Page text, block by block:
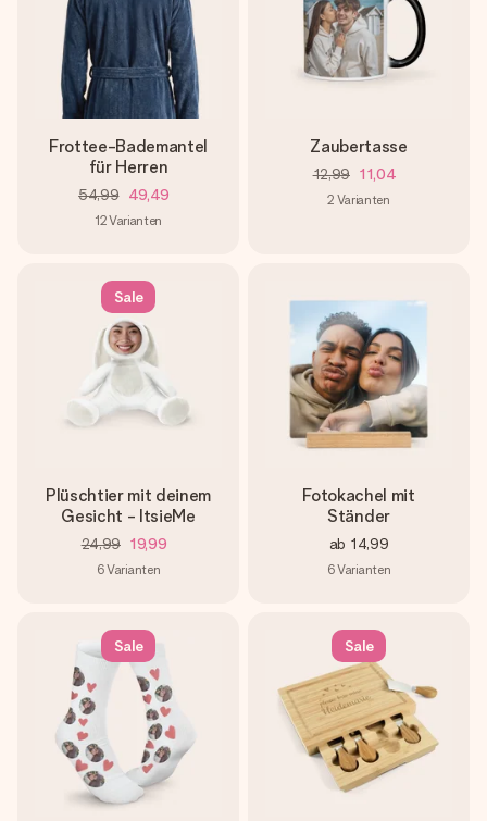
Frottee-Bademantel
für Herren
54,99 49,49
12Varianten
Zaubertasse
12,99 11,04
2 Varianten
Sale
Plüschtier mit deinem
Gesicht - ItsieMe
24,99 19,99
6Varianten
Fotokachel mit
Ständer
ab 14,99
6Varianten
Sale Sale